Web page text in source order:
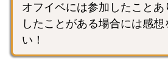
オフイベには参加したことあ
したことがある場合には感想
い！